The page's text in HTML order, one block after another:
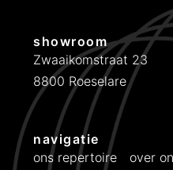
showroom
Zwaaikomstraat 23
8800 Roeselare
navigatie
ons repertoire
over